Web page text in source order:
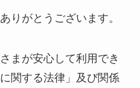
りがとうございます。
まが安心して利用でき
関する法律」及び関係